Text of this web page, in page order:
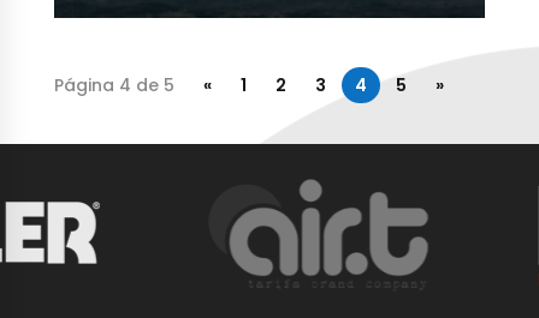
Página 4 de 5 « 1 2 3 4 5 »